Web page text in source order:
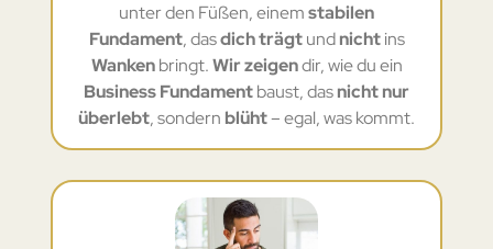
unter den Füßen, einemstabilen
Fundament, dasdich trägtundnichtins
Wankenbringt.Wir zeigendir, wie du ein
Business Fundamentbaust, dasnicht nur
überlebt, sondern blüht– egal, was kommt.